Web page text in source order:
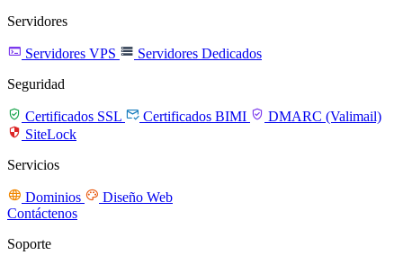
Servidores
 Servidores VPS  Servidores Dedicados
Seguridad
 Certificados SSL  Certificados BIMI  DMARC (Valimail)
 SiteLock
Servicios
 Dominios  Diseño Web
Contáctenos
Soporte